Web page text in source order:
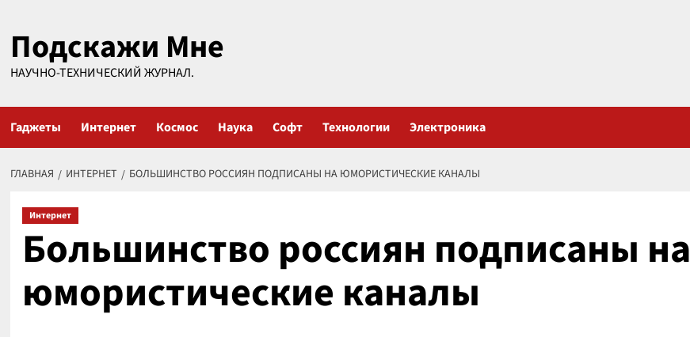
содержимому
Подскажи Мне
НАУЧНО-ТЕХНИЧЕСКИЙ ЖУРНАЛ.
Гаджеты Интернет Космос Наука Софт Технологии Электроника
ГЛАВНАЯ ИНТЕРНЕТ БОЛЬШИНСТВО РОССИЯН ПОДПИСАНЫ НА ЮМОРИСТИЧЕСКИЕ КАНАЛЫ
Интернет
Большинство россиян подписаны на
юмористические каналы